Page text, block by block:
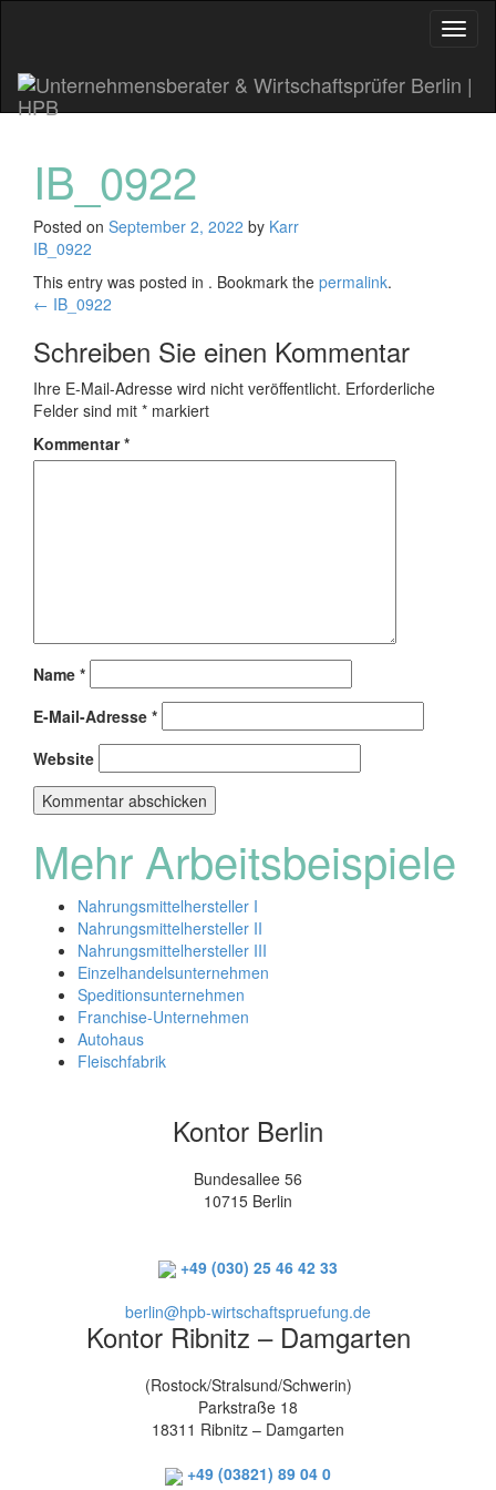
IB_0922
Posted on September 2, 2022 by Karr
IB_0922
This entry was posted in . Bookmark the permalink.
Post
navigation
← IB_0922
Schreiben Sie einen Kommentar
Ihre E-Mail-Adresse wird nicht veröffentlicht. Erforderliche
Felder sind mit * markiert
Kommentar*
Name *
E-Mail-Adresse *
Website
Mehr Arbeitsbeispiele
Nahrungsmittelhersteller I
Nahrungsmittelhersteller II
Nahrungsmittelhersteller III
Einzelhandelsunternehmen
Speditionsunternehmen
Franchise-Unternehmen
Autohaus
Fleischfabrik
Kontor Berlin
Bundesallee 56
10715 Berlin
+49 (030) 25 46 42 33
berlin@hpb-wirtschaftspruefung.de
Kontor Ribnitz – Damgarten
(Rostock/Stralsund/Schwerin)
Parkstraße 18
18311 Ribnitz – Damgarten
+49 (03821) 89 04 0